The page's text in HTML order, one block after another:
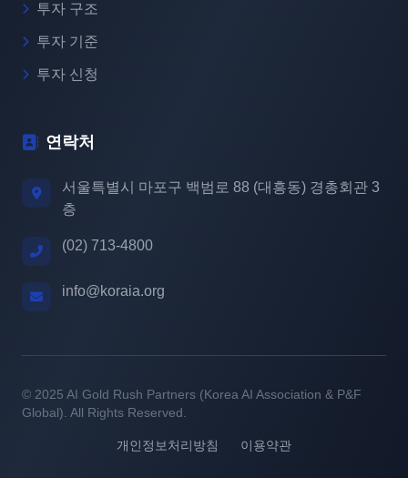
투자 구조
투자 기준
투자 신청
연락처
서울특별시 마포구 백범로 88 (대흥동) 경총회관 3
층
(02) 713-4800
info@koraia.org
© 2025 AI Gold Rush Partners (Korea AI Association & P&F
Global). All Rights Reserved.
개인정보처리방침 이용약관